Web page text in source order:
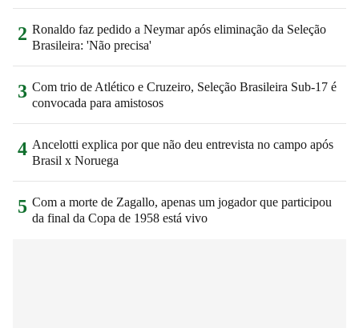
2 Ronaldo faz pedido a Neymar após eliminação da Seleção
Brasileira: 'Não precisa'
3 Com trio de Atlético e Cruzeiro, Seleção Brasileira Sub-17 é
convocada para amistosos
4 Ancelotti explica por que não deu entrevista no campo após
Brasil x Noruega
5 Com a morte de Zagallo, apenas um jogador que participou
da final da Copa de 1958 está vivo